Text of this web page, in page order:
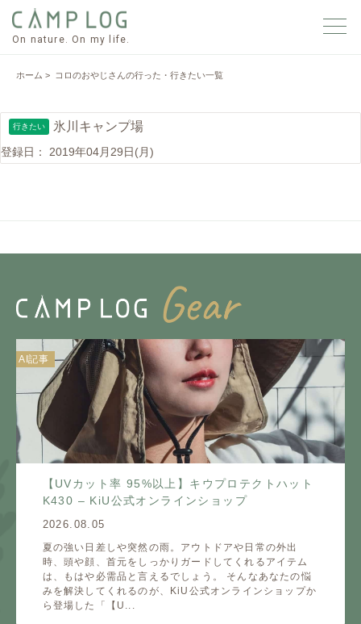
On nature. On my life.
ホーム > コロのおやじさんの行った・行きたい一覧
行きたい 氷川キャンプ場
登録日： 2019年04月29日(月)
AI記事
【UVカット率 95%以上】キウプロテクトハット
K430 – KiU公式オンラインショップ
2026.08.05
夏の強い日差しや突然の雨。アウトドアや日常の外出
時、頭や顔、首元をしっかりガードしてくれるアイテム
は、もはや必需品と言えるでしょう。 そんなあなたの悩
みを解決してくれるのが、KiU公式オンラインショップか
ら登場した「【U...